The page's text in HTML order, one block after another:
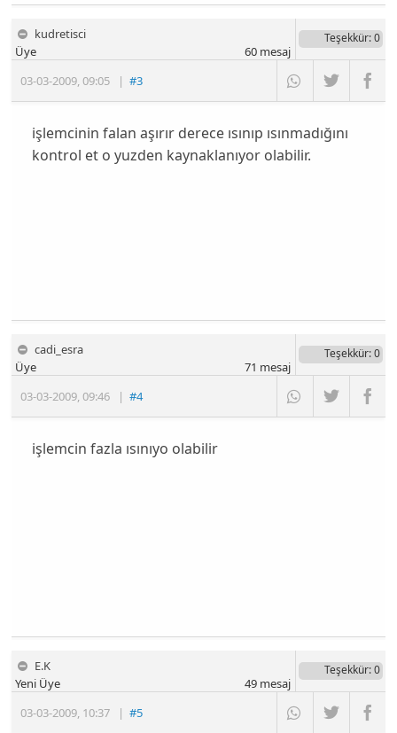
kudretisci
03-03-2009,09:05 |#3
Üye
Teşekkür: 0
60mesaj
işlemcinin falan aşırır derece ısınıp ısınmadığını
kontrol et o yuzden kaynaklanıyor olabilir.
cadi_esra
03-03-2009,09:46 |#4
Üye
Teşekkür: 0
71 mesaj
işlemcin fazla ısınıyo olabilir
E.K
03-03-2009, 10:37 |#5
Yeni Üye
Teşekkür: 0
49mesaj